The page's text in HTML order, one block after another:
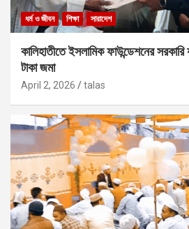
ধর্ম ও জীবন শিক্ষা সারাদেশ
কালিহাতীতে ইসলামিক ফাউন্ডেশনের
টাকা জমা
April 2, 2026 talas